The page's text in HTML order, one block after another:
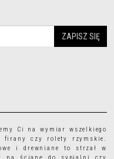
Ci na wymiar wszelkiego
firany czy rolety rzymskie.
i drewniane to strzał w